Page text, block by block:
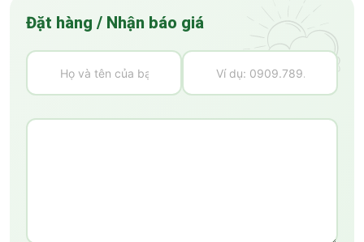
Đặt hàng / Nhận báo giá